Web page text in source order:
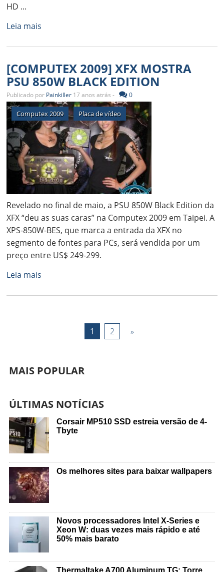
HD ...
Leia mais
[COMPUTEX 2009] XFX MOSTRA
PSU 850W BLACK EDITION
Publicado por Painkiller 17 anos atrás - 0
Computex 2009 Placa de vídeo
Revelado no final de maio, a PSU 850W Black Edition da
XFX “deu as suas caras” na Computex 2009 em Taipei. A
XPS-850W-BES, que marca a entrada da XFX no
segmento de fontes para PCs, será vendida por um
preço entre US$ 249-299.
Leia mais
1 2 »
MAIS POPULAR
ÚLTIMAS NOTÍCIAS
Corsair MP510 SSD estreia versão de 4-
Tbyte
Os melhores sites para baixar wallpapers
Novos processadores Intel X-Series e
Xeon W: duas vezes mais rápido e até
50% mais barato